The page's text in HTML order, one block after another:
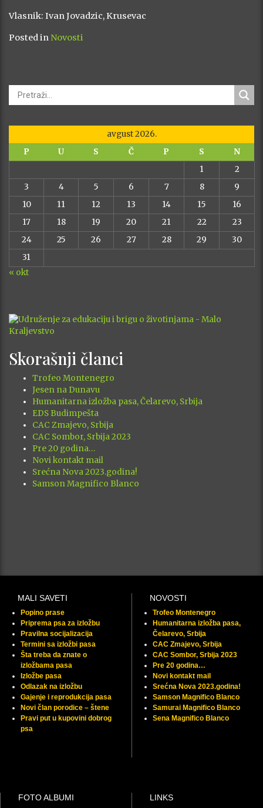
Vlasnik: Ivan Jovadzic, Krusevac
Posted in Novosti
avgust 2026.
P
U S Č P S
N
1
2
3
4 5 6 7 8
9
10
11 12 13 14 15
16
17
18 19 20 21 22
23
24
25 26 27 28 29
30
31
« okt
Skorašnji članci
Trofeo Montenegro
Jesen na Dunavu
Humanitarna izložba pasa, Čelarevo, Srbija
EDS Budimpešta
CAC Zmajevo, Srbija
CAC Sombor, Srbija 2023
Pre 20 godina…
Novi kontakt mail
Srećna Nova 2023.godina!
Samson Magnifico Blanco
MALI SAVETI
Popino prase
Priprema psa za izložbu
Pravilna socijalizacija
Termini sa izložbi pasa
Šta treba da znate o
izložbama pasa
Izložbe pasa
Odlazak na izložbu
Gajenje i reprodukcija pasa
Novi član porodice – štene
Pravi put u kupovini dobrog
psa
NOVOSTI
Trofeo Montenegro
Humanitarna izložba pasa,
Čelarevo, Srbija
CAC Zmajevo, Srbija
CAC Sombor, Srbija 2023
Pre 20 godina…
Novi kontakt mail
Srećna Nova 2023.godina!
Samson Magnifico Blanco
Samurai Magnifico Blanco
Sena Magnifico Blanco
FOTO ALBUMI LINKS